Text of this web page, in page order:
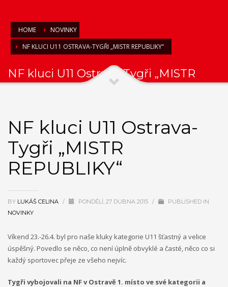
HOME
NOVINKY
NF KLUCI U11 OSTRAVA-TYGŘI „MISTR REPUBLIKY“
NF kluci U11 Ostrava-Tygři „MISTR
REPUBLIKY“
NF kluci U11 Ostrava-
Tygři „MISTR
REPUBLIKY“
BY LUKÁŠ CELINA / PONDĚLÍ, 27 DUBNA 2015 /
PUBLISHED IN
NOVINKY
Víkend 23.-26.4. byl pro naše kluky kategorie U11 šťastný a velice
úspěšný. Povedlo se něco, co není úplně obvyklé a časté, něco co si
každý sportovec přeje ze všeho nejvíc.
Tygři vybojovali na NF v Ostravě 1. místo ve své kategorii a